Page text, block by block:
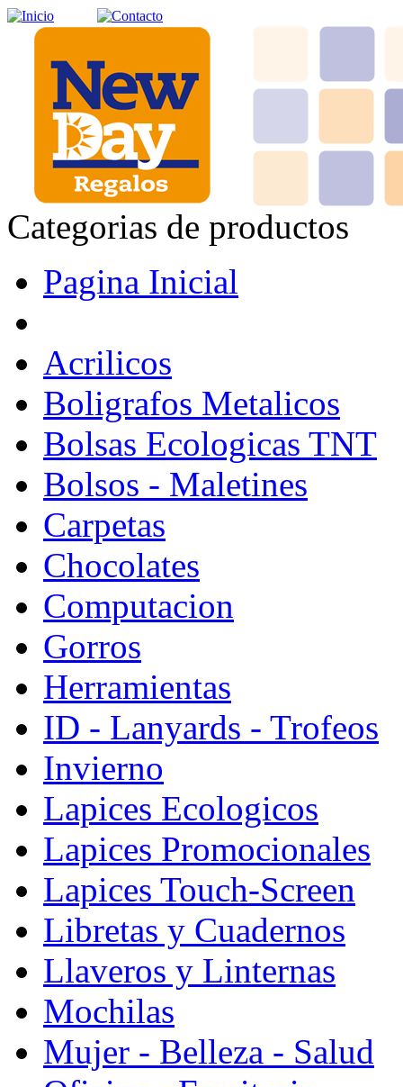
Categorias de productos
Pagina Inicial
Acrilicos
Boligrafos Metalicos
Bolsas Ecologicas TNT
Bolsos - Maletines
Carpetas
Chocolates
Computacion
Gorros
Herramientas
ID - Lanyards - Trofeos
Invierno
Lapices Ecologicos
Lapices Promocionales
Lapices Touch-Screen
Libretas y Cuadernos
Llaveros y Linternas
Mochilas
Mujer - Belleza - Salud